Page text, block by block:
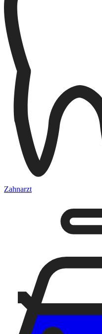
Zahnarzt